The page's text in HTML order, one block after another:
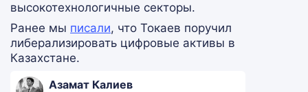
высокотехнологичные секторы.
Ранее мы писали, что Токаев поручил
либерализировать цифровые активы в
Казахстане.
Азамат Калиев